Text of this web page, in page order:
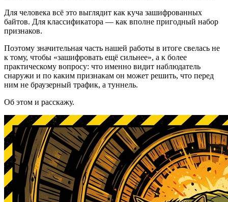
Для человека всё это выглядит как куча зашифрованных
байтов. Для классификатора — как вполне пригодный набор
признаков.
Поэтому значительная часть нашей работы в итоге свелась не
к тому, чтобы «зашифровать ещё сильнее», а к более
практическому вопросу: что именно видит наблюдатель
снаружи и по каким признакам он может решить, что перед
ним не браузерный трафик, а туннель.
Об этом и расскажу.